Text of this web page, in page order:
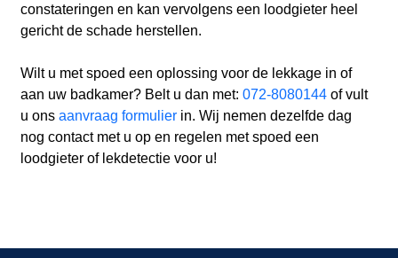
constateringen en kan vervolgens een loodgieter heel
gericht de schade herstellen.
Wilt u met spoed een oplossing voor de lekkage in of
aan uw badkamer? Belt u dan met: 072-8080144of vult
u ons aanvraag formulierin. Wij nemen dezelfde dag
nog contact met u op en regelen met spoed een
loodgieter of lekdetectie voor u!